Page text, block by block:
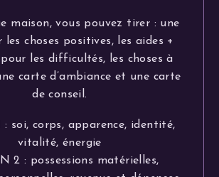
maison, vous pouvez tirer : une
choses positives, les aides +
les difficultés, les choses à
carte d’ambiance et une carte
de conseil.
: soi, corps, apparence, identité,
vitalité, énergie
2 : possessions matérielles,